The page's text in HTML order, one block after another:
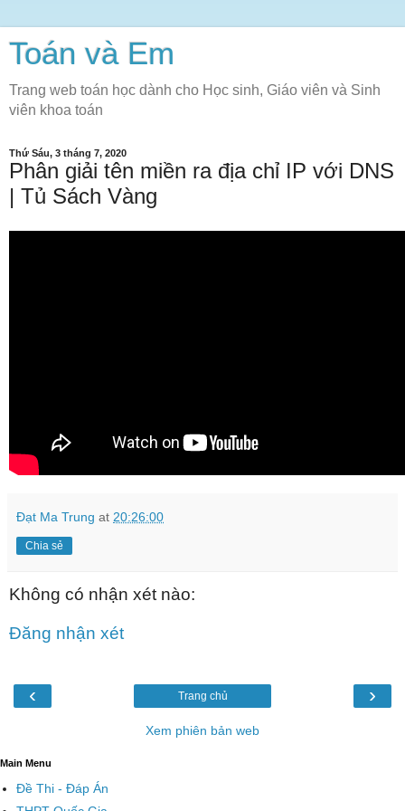
Toán và Em
Trang web toán học dành cho Học sinh, Giáo viên và Sinh
viên khoa toán
Thứ Sáu, 3 tháng 7, 2020
Phân giải tên miền ra địa chỉ IP với DNS
| Tủ Sách Vàng
Đạt Ma Trung at 20:26:00
Chia sẻ
Không có nhận xét nào:
Đăng nhận xét
‹ ›
Trang chủ
Xem phiên bản web
Main Menu
Đề Thi - Đáp Án